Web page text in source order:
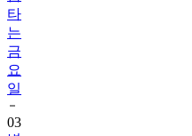
타
는
금
요
일
03